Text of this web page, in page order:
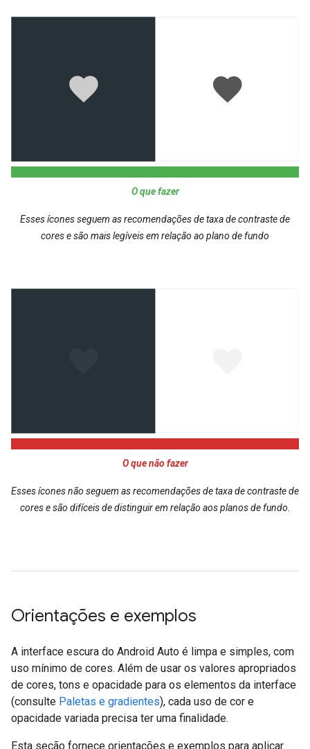
O que fazer
Esses ícones seguem as recomendações de taxa de contraste de
cores e são mais legíveis em relação ao plano de fundo
O que não fazer
Esses ícones não seguem as recomendações de taxa de contraste de
cores e são difíceis de distinguir em relação aos planos de fundo.
Orientações e exemplos
A interface escura do Android Auto é limpa e simples, com
uso mínimo de cores. Além de usar os valores apropriados
de cores, tons e opacidade para os elementos da interface
(consulte Paletas e gradientes), cada uso de cor e
opacidade variada precisa ter uma finalidade.
Esta seção fornece orientações e exemplos para aplicar